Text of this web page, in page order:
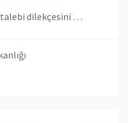
Öğrencinin, kayıt dondurma talebi dilekçesini elektronik ortamda öğrencinin bağlı bulunduğu enstitüye göndermesi gerekmektedir. Bazı enstitüler, kayıt dondurma başvurularını enstitü web sayfasında açtıkları arayüzler üzerinden almaktadır. Lisansüstü eğitimde tez aşamasında olan öğrencinin; konusu, nitelik ve mahiyeti açısından tezine uzaktan öğretimle devam etme imkanı bulunmaması durumunda, tez danışmanının görüşünün alınması kaydıyla ilgili Enstitü Yönetim Kurulu kararı ve Üniversite Yönetim Kurulu onayı üzerine kaydı dondurulabilir.